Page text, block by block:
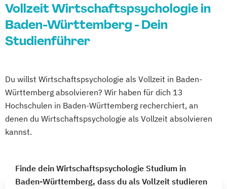
Vollzeit Wirtschaftspsychologie in
Baden-Württemberg - Dein
Studienführer
Du willst Wirtschaftspsychologie als Vollzeit in Baden-
Württemberg absolvieren? Wir haben für dich 13
Hochschulen in Baden-Württemberg recherchiert, an
denen du Wirtschaftspsychologie als Vollzeit absolvieren
kannst.
Finde dein Wirtschaftspsychologie Studium in
Baden-Württemberg, dass du als Vollzeit studieren